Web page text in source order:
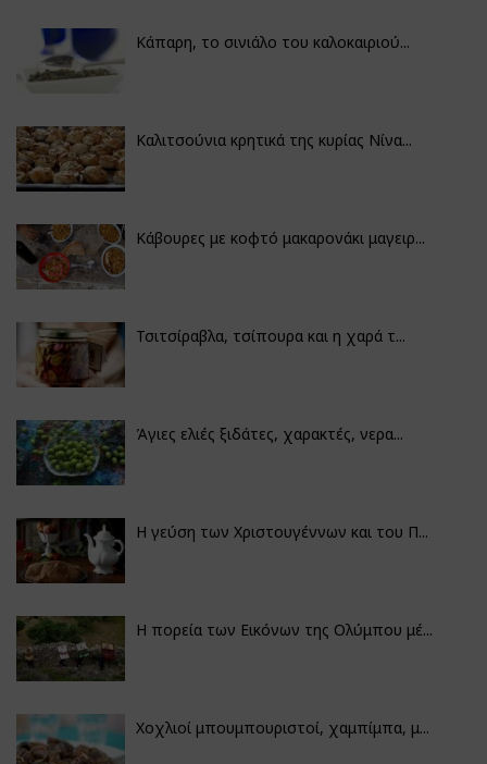
Κάπαρη, το σινιάλο του καλοκαιριού...
Καλιτσούνια κρητικά της κυρίας Νίνα...
Κάβουρες με κοφτό μακαρονάκι μαγειρ...
Τσιτσίραβλα, τσίπουρα και η χαρά τ...
Άγιες ελιές ξιδάτες, χαρακτές, νερα...
Η γεύση των Χριστουγέννων και του Π...
Η πορεία των Εικόνων της Ολύμπου μέ...
Χοχλιοί μπουμπουριστοί, χαμπίμπα, μ...